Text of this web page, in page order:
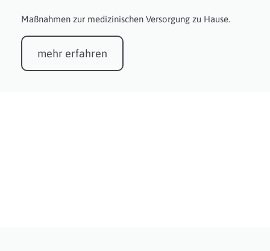
Maßnahmen zur medizinischen Versorgung zu Hause.
mehr erfahren